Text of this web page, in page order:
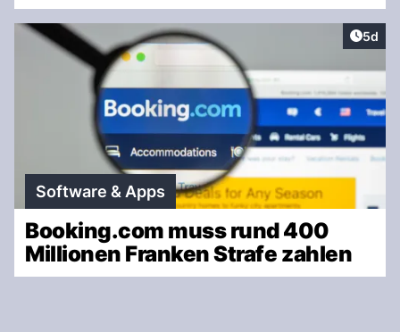
5d
Software & Apps
Booking.com muss rund 400
Millionen Franken Strafe zahlen